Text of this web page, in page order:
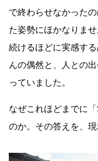
で終わらせなかった
た姿勢にほかなりま
続けるほどに実感す
んの偶然と、人との
っていました。
なぜこれほどまでに
のか。その答えを、